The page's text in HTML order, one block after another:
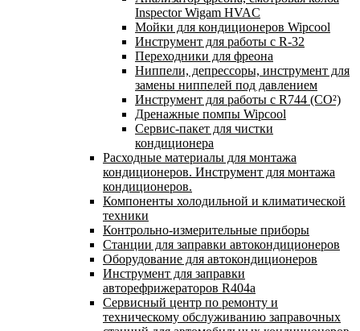
Inspector Wigam HVAC
Мойки для кондиционеров Wipcool
Инструмент для работы с R-32
Переходники для фреона
Ниппели, депрессоры, инструмент для
замены ниппелей под давлением
Инструмент для работы с R744 (CO²)
Дренажные помпы Wipcool
Сервис-пакет для чистки
кондиционера
Расходные материалы для монтажа
кондиционеров. Инструмент для монтажа
кондиционеров.
Компоненты холодильной и климатической
техники
Контрольно-измерительные приборы
Станции для заправки автокондиционеров
Оборудование для автокондиционеров
Инструмент для заправки
авторефрижераторов R404a
Сервисный центр по ремонту и
техническому обслуживанию заправочных